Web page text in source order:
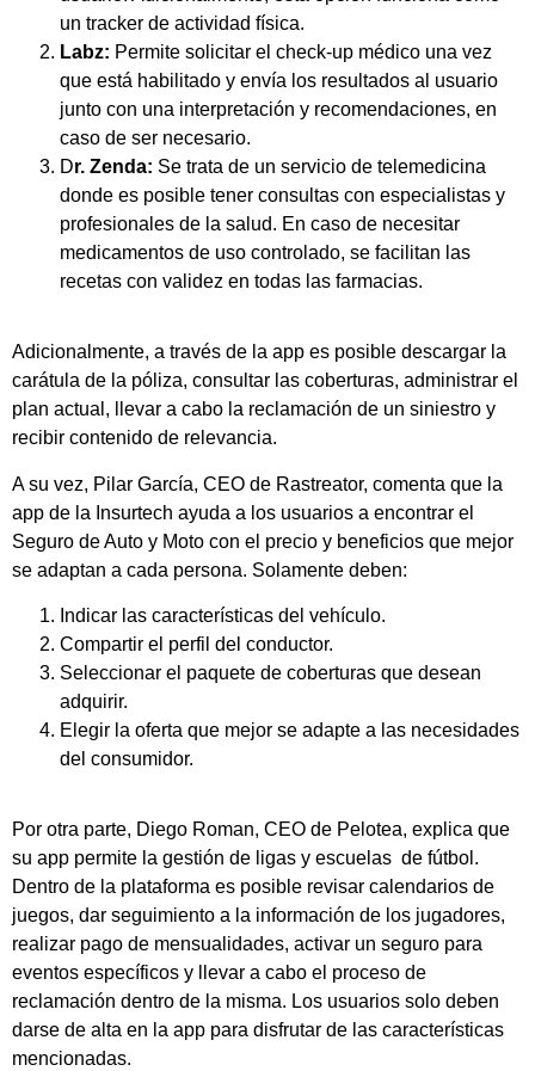
un tracker de actividad física.
Labz: Permite solicitar el check-up médico una vez
que está habilitado y envía los resultados al usuario
junto con una interpretación y recomendaciones, en
caso de ser necesario.
Dr. Zenda: Se trata de un servicio de telemedicina
donde es posible tener consultas con especialistas y
profesionales de la salud. En caso de necesitar
medicamentos de uso controlado, se facilitan las
recetas con validez en todas las farmacias.
Adicionalmente, a través de la app es posible descargar la
carátula de la póliza, consultar las coberturas, administrar el
plan actual, llevar a cabo la reclamación de un siniestro y
recibir contenido de relevancia.
A su vez, Pilar García, CEO de Rastreator, comenta que la
app de la Insurtech ayuda a los usuarios a encontrar el
Seguro de Auto y Moto con el precio y beneficios que mejor
se adaptan a cada persona. Solamente deben:
Indicar las características del vehículo.
Compartir el perfil del conductor.
Seleccionar el paquete de coberturas que desean
adquirir.
Elegir la oferta que mejor se adapte a las necesidades
del consumidor.
Por otra parte, Diego Roman, CEO de Pelotea, explica que
su app permite la gestión de ligas y escuelas de fútbol.
Dentro de la plataforma es posible revisar calendarios de
juegos, dar seguimiento a la información de los jugadores,
realizar pago de mensualidades, activar un seguro para
eventos específicos y llevar a cabo el proceso de
reclamación dentro de la misma. Los usuarios solo deben
darse de alta en la app para disfrutar de las características
mencionadas.